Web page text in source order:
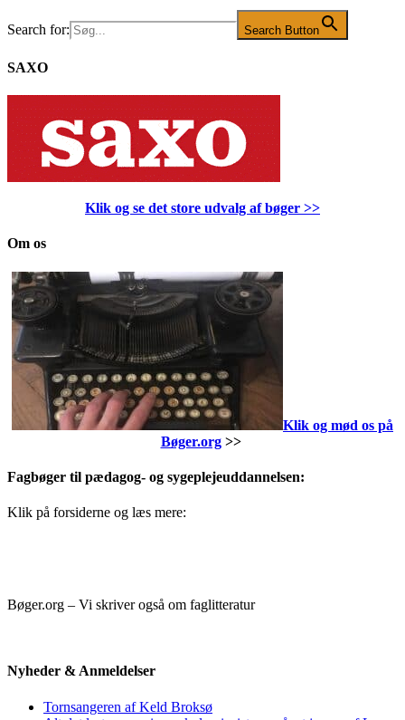
Search for: Search Button
SAXO
Klik og se det store udvalg af bøger >>
Om os
Klik og mød os på
Bøger.org>>
Fagbøger til pædagog- og sygeplejeuddannelsen:
Klik på forsiderne og læs mere:
Bøger.org – Vi skriver også om faglitteratur
Nyheder & Anmeldelser
Tornsangeren af Keld Broksø